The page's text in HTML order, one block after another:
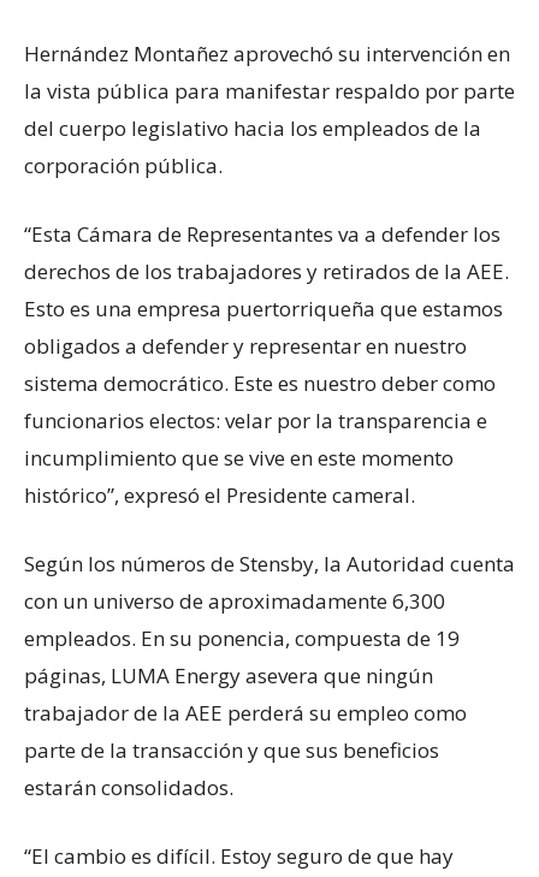
Hernández Montañez aprovechó su intervención en
la vista pública para manifestar respaldo por parte
del cuerpo legislativo hacia los empleados de la
corporación pública.
“Esta Cámara de Representantes va a defender los
derechos de los trabajadores y retirados de la AEE.
Esto es una empresa puertorriqueña que estamos
obligados a defender y representar en nuestro
sistema democrático. Este es nuestro deber como
funcionarios electos: velar por la transparencia e
incumplimiento que se vive en este momento
histórico”, expresó el Presidente cameral.
Según los números de Stensby, la Autoridad cuenta
con un universo de aproximadamente 6,300
empleados. En su ponencia, compuesta de 19
páginas, LUMA Energy asevera que ningún
trabajador de la AEE perderá su empleo como
parte de la transacción y que sus beneficios
estarán consolidados.
“El cambio es difícil. Estoy seguro de que hay